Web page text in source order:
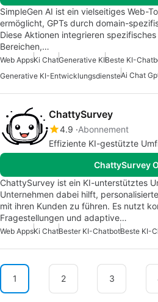
SimpleGen AI ist ein vielseitiges Web-
ermöglicht, GPTs durch domain-
Diese Aktionen integrieren
Bereichen,…
Web AppsKi ChatGenerative KIBeste KI-
Generative KI-EntwicklungsdiensteAi Chat
ChattySurvey
4.9 Abonnement
Effiziente KI-gestützte
ChattySurvey
ChattySurvey ist ein KI-unterstütztes
Unternehmen dabei hilft,
mit ihren Kunden zu führen. Es nutzt
Fragestellungen und adaptive…
Web AppsKi ChatBester KI-ChatbotBeste KI-
1 2 3